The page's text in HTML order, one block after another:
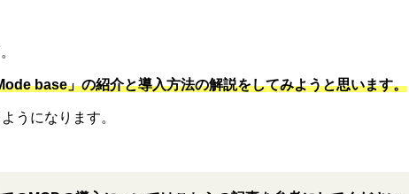
base」の紹介と導入方法の解説をしてみようと思います。
うになります。